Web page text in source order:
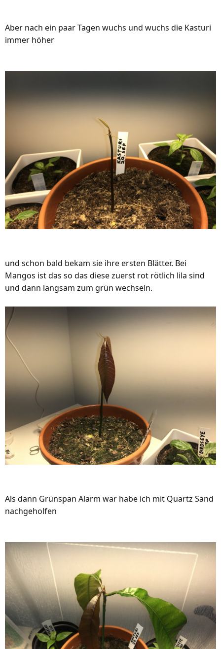
Aber nach ein paar Tagen wuchs und wuchs die Kasturi
immer höher
und schon bald bekam sie ihre ersten Blätter. Bei
Mangos ist das so das diese zuerst rot rötlich lila sind
und dann langsam zum grün wechseln.
Als dann Grünspan Alarm war habe ich mit Quartz Sand
nachgeholfen